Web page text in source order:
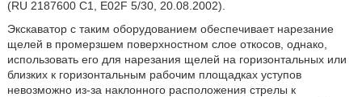
(RU 2187600 C1, E02F 5/30, 20.08.2002).
Экскаватор с таким оборудованием обеспечивает нарезание
щелей в промерзшем поверхностном слое откосов, однако,
использовать его для нарезания щелей на горизонтальных или
близких к горизонтальным рабочим площадках уступов
невозможно из-за наклонного расположения стрелы к